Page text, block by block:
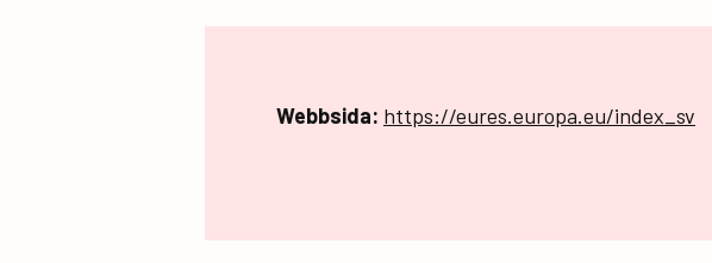
Webbsida: https://eures.europa.eu/index_sv